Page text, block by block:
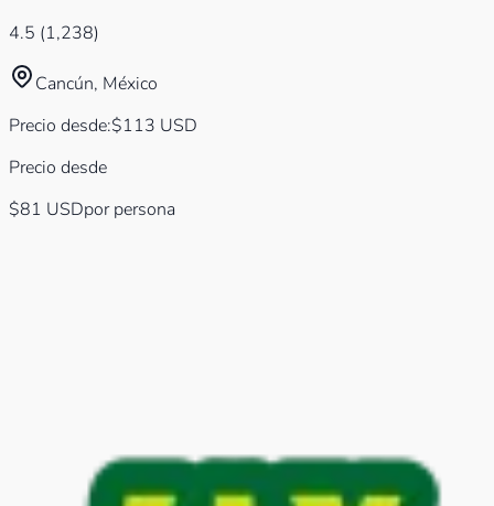
4.5 (1,238)
Cancún, México
Precio desde:$113 USD
Precio desde
$81 USDpor persona